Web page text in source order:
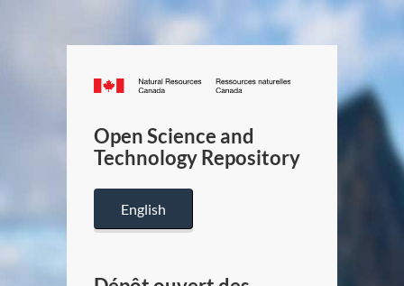
Canada.ca
/
Canada
Open Science and
Technology Repository
English